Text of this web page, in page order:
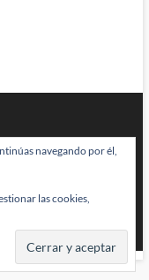
|WordPress| © Todos
navegando por él,
las cookies,